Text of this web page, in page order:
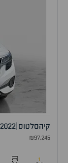
קיהסלטוס 2022
₪97,245
1